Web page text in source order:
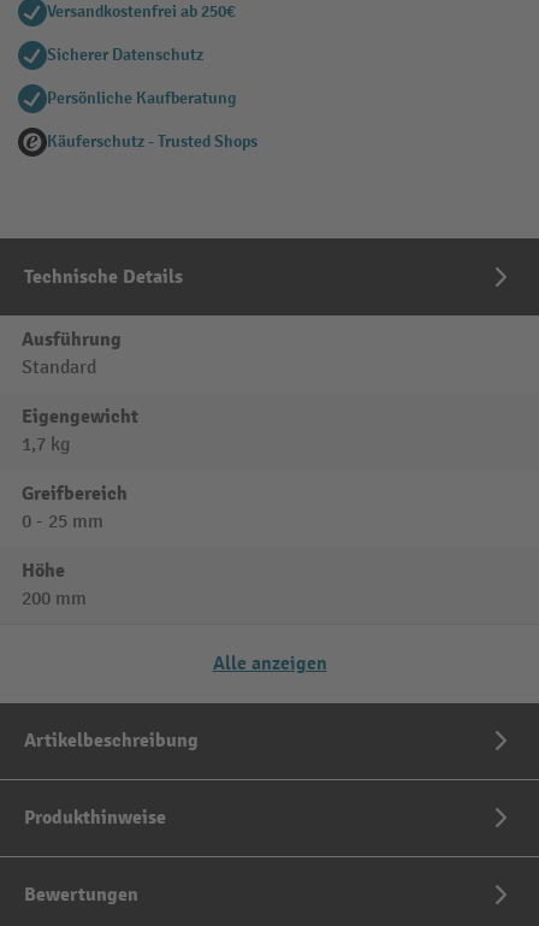
Versandkostenfrei ab 250€
Sicherer Datenschutz
Persönliche Kaufberatung
Käuferschutz - Trusted Shops
Technische Details
Ausführung
Standard
Eigengewicht
1,7 kg
Greifbereich
0 - 25 mm
Höhe
200 mm
Alle anzeigen
Artikelbeschreibung
Produkthinweise
Bewertungen